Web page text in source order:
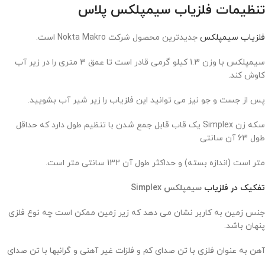
تنظیمات فلزیاب سیمپلکس پلاس
فلزیاب سیمپلکس جدیدترین محصول شرکت Nokta Makro است.
سیمپلکس با وزن 1.3 کیلو گرمی قادر است تا عمق 3 متری را در زیر آب
کاوش کند.
پس از جست و جو نیز می توانید این فلزیاب را زیر شیر آب بشویید.
سکه زن Simplex یک قاب قابل جمع شدن با تنظیم طول دارد که حداقل
طول 63 آن سانتی
متر است (اندازه بسته) و حداکثر طول آن 132 سانتی متر است.
تفکیک در فلزیاب سیمپلکس Simplex
جنس زمین به کاربر نشان می دهد که زیر زمین ممکن است چه نوع فلزی
پنهان باشد.
آهن به عنوان فلزی با تن صدای کم و فلزات غیر آهنی و گرانبها با تن صدای